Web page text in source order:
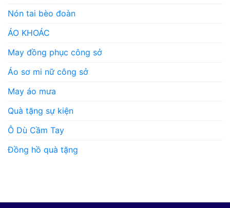
Nón tai bèo đoàn
ÁO KHOÁC
May đồng phục công sở
Áo sơ mi nữ công sở
May áo mưa
Quà tặng sự kiện
Ô Dù Cầm Tay
Đồng hồ quà tặng